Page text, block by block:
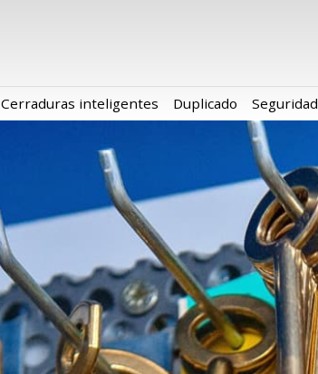
Cerraduras inteligentes Duplicado Seguridad